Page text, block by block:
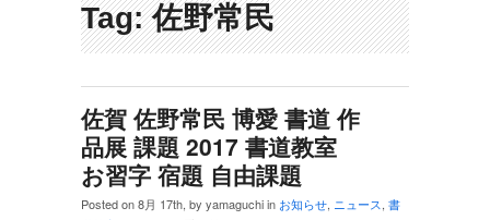
Tag: 佐野常民
佐賀 佐野常民 博愛 書道 作
品展 課題 2017 書道教室
お習字 宿題 自由課題
Posted on 8月 17th, by yamaguchi in お知らせ, ニュース, 書